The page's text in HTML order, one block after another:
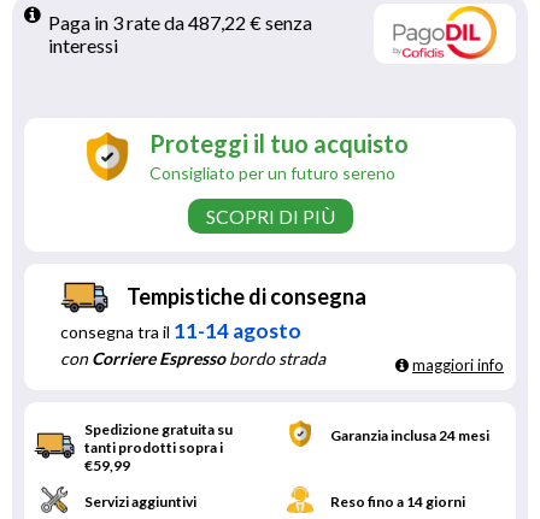
Paga in 3 rate da 487,22 € senza
interessi
Proteggi il tuo acquisto
Consigliato per un futuro sereno
SCOPRI DI PIÙ
Tempistiche di consegna
consegna tra il 11-14 agosto
conCorriere Espressobordo strada maggiori info
Spedizione gratuita su
tanti prodotti sopra i
€59,99
Garanzia inclusa 24 mesi
Servizi aggiuntivi Reso fino a 14 giorni